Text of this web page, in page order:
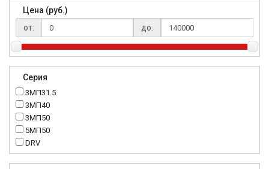
Цена (руб.)
от:
до:
Серия
3МП31.5
3МП40
3МП50
5МП50
DRV
K..DR